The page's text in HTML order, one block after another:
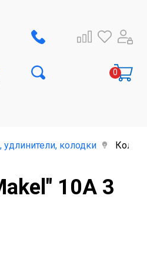
колодки
10А 3